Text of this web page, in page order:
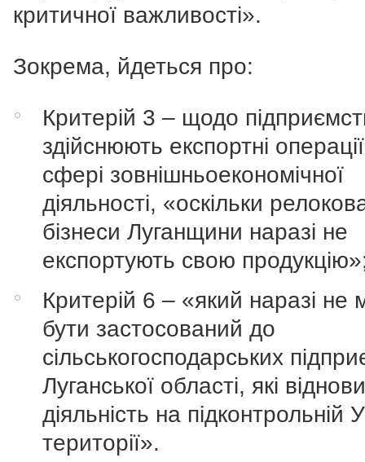
критичної важливості».
Зокрема, йдеться про:
Критерій 3 – щодо
здійснюють експортні
сфері зовнішньоекономічної
діяльності, «оскільки
бізнеси Луганщини наразі не
експортують свою продукцію
Критерій 6 – «який наразі не
бути застосований до
сільськогосподарських
Луганської області, які
діяльність на підконтрольній
території».